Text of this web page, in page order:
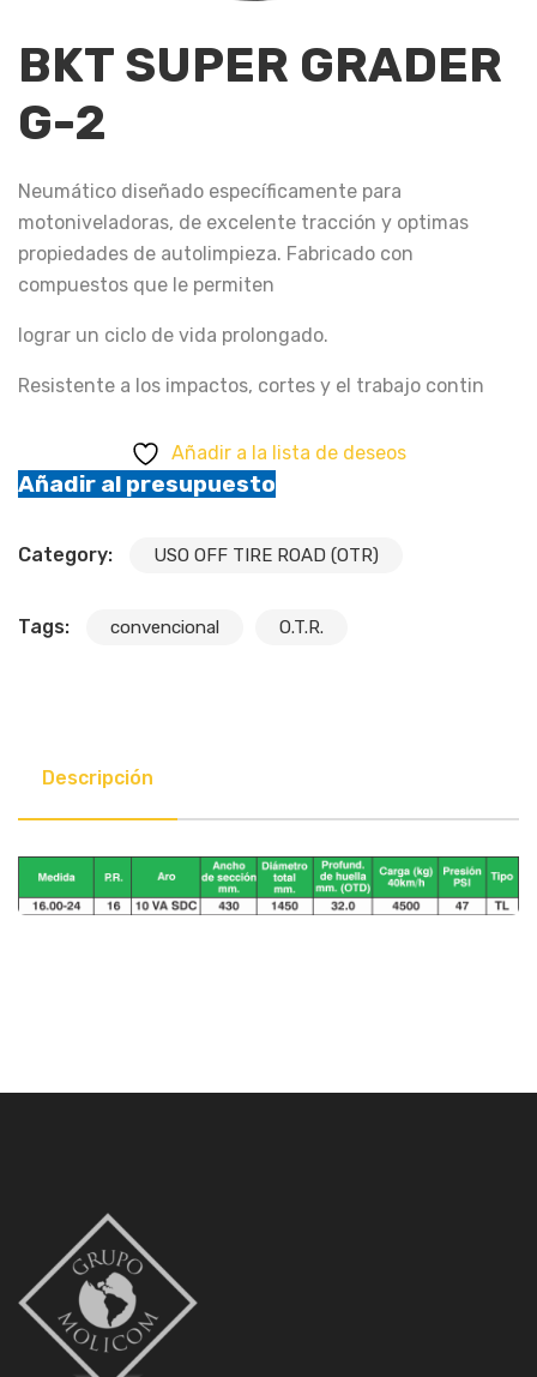
BKT SUPER GRADER
G-2
Neumático diseñado específicamente para
motoniveladoras, de excelente tracción y optimas
propiedades de autolimpieza. Fabricado con
compuestos que le permiten
lograr un ciclo de vida prolongado.
Resistente a los impactos, cortes y el trabajo contin
Añadir a la lista de deseos
Añadir al presupuesto
Category: USO OFF TIRE ROAD (OTR)
Tags: convencional O.T.R.
Descripción